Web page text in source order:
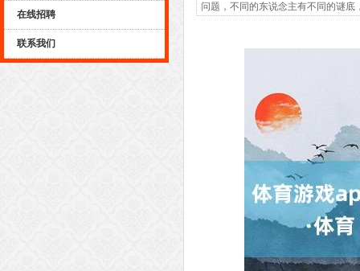
问题，不同的东说念主有不同的谜
在线招聘
联系我们